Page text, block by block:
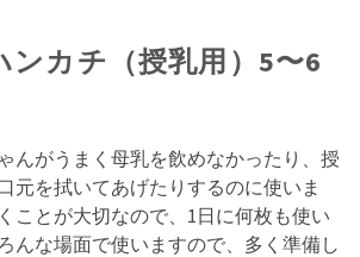
ンカチ（授乳用）5〜6
んがうまく母乳を飲めなかったり、授
元を拭いてあげたりするのに使いま
ことが大切なので、1日に何枚も使い
んな場面で使いますので、多く準備し